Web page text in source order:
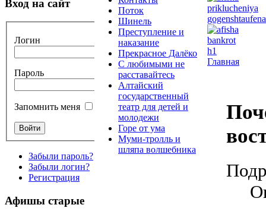
Вход на сайт
Логин
Пароль
Запомнить меня
Забыли пароль?
Забыли логин?
Регистрация
Афишы старые
Поток
Шинель
Преступление и
наказание
Прекрасное Далёко
С любимыми не
расставайтесь
Алтайский
государственный
театр для детей и
молодежи
Горе от ума
Муми-тролль и
шляпа волшебника
Главная